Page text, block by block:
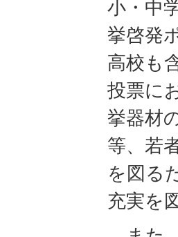
小・中
挙啓発
高校も
投票に
挙器材
等、若
を図る
充実を